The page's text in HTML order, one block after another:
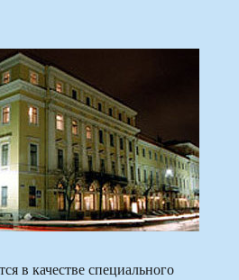
в качестве специального